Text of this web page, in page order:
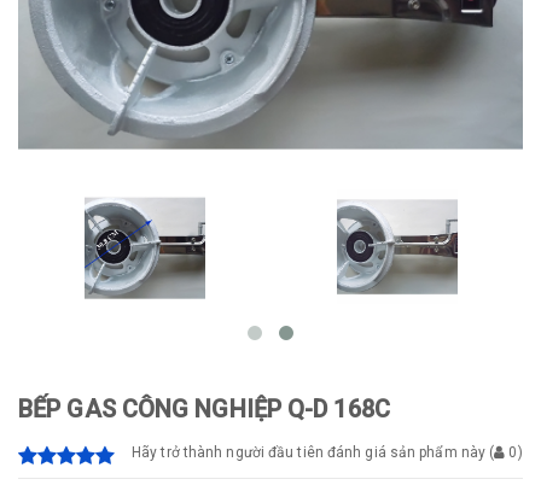
BẾP GAS CÔNG NGHIỆP Q-D 168C
Hãy trở thành người đầu tiên đánh giá sản phẩm này ( 0)